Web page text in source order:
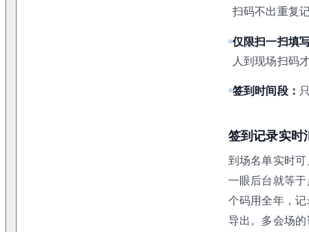
扫码不出重复
仅限扫一扫填
人到现场扫码
签到时间段：
签到记录实时
到场名单实时
一眼后台就等
个码用全年，
导出。多会场